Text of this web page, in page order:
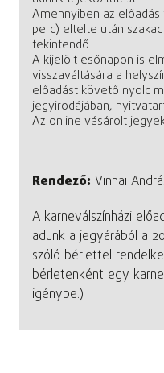
Amennyiben az
perc) eltelte után
tekintendő.
A kijelölt esőnapon is
visszaváltására a
előadást követő nyolc
jegyirodájában,
Az online vásárolt
Rendező: Vinnai
A karneválszínházi
adunk a jegyárából a
szóló bérlettel
bérletenként egy
igénybe.)